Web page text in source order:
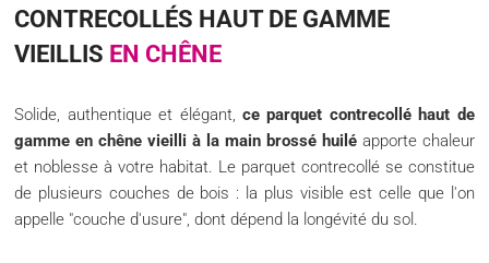
CONTRECOLLÉS HAUT DE GAMME
VIEILLIS EN CHÊNE
Solide, authentique et élégant, ce parquet contrecollé haut de
gamme en chêne vieilli à la main brossé huiléapporte chaleur
et noblesse à votre habitat. Le parquet contrecollé se constitue
de plusieurs couches de bois : la plus visible est celle que l'on
appelle "couche d'usure", dont dépend la longévité du sol.